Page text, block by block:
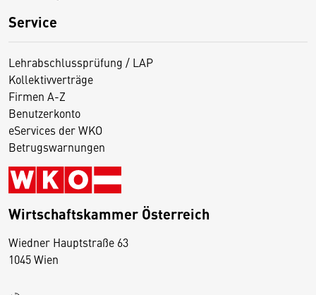
Service
Lehrabschlussprüfung / LAP
Kollektivverträge
Firmen A-Z
Benutzerkonto
eServices der WKO
Betrugswarnungen
Wirtschaftskammer Österreich
Wiedner Hauptstraße 63
1045 Wien
D